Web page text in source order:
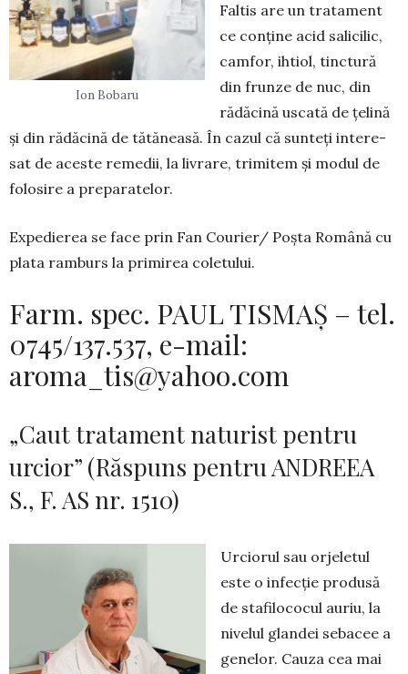
Ion Bobaru
Faltis are un tratament
ce conține acid salicilic,
camfor, ihtiol, tinctură
din frunze de nuc, din
rădăcină us­cată de țelină
și din rădăcină de tătăneasă. În cazul că sunteți intere­
sat de aceste remedii, la livrare, tri­mitem și modul de
folosire a preparatelor.
Expedierea se face prin Fan Courier/ Poșta Română cu
plata ramburs la primirea coletului.
Farm. spec. PAUL TISMAȘ – tel.
0745/137.537, e-mail:
aroma_tis@yahoo.com
„Caut tratament naturist pentru
urcior” (Răspuns pentru ANDREEA
S., F. AS nr. 1510)
Urciorul sau orjeletul
este o infecție produsă
de stafilococul auriu, la
nivelul glandei sebacee a
genelor. Cauza cea mai